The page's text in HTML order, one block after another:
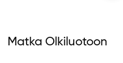
Matka Olkiluotoon